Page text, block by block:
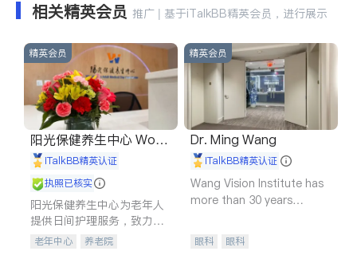
相关精英会员 推广 | 基于iTalkBB精英会员，进行展示
精英会员
阳光保健养生中心 World
shine
iTalkBB精英认证
执照已核实
阳光保健养生中心为老年人
提供日间护理服务，致力于
通过持续的护理创新来有效
老年中心 养老院
精英会员
Dr. Ming Wang
iTalkBB精英认证
Wang Vision Institute has
more than 30 years
眼科 眼科